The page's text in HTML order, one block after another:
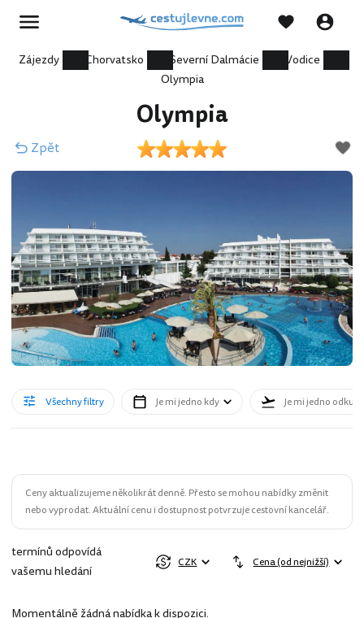
Zájezdy Chorvatsko Severní Dalmácie
Vodice
Olympia
Olympia
Zpět
Všechny filtry Je mi jedno kdy Je mi jedno odkud
Ceny aktualizujeme několikrát denně. Přesto se mohou nabídky změnit
nebo vyprodat. Aktuální cenu i dostupnost potvrzuje cestovní kancelář.
termínů odpovídá
vašemu hledání
CZK Cena (od nejnižší)
Momentálně žádná nabídka k dispozici.